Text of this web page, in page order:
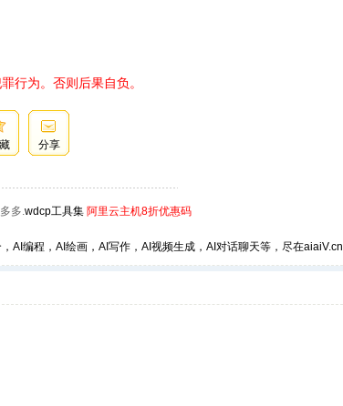
行为。否则后果自负。
分享
多.wdcp工具集 阿里云主机8折优惠码
AI编程，AI绘画，AI写作，AI视频生成，AI对话聊天等，尽在aiaiV.cn